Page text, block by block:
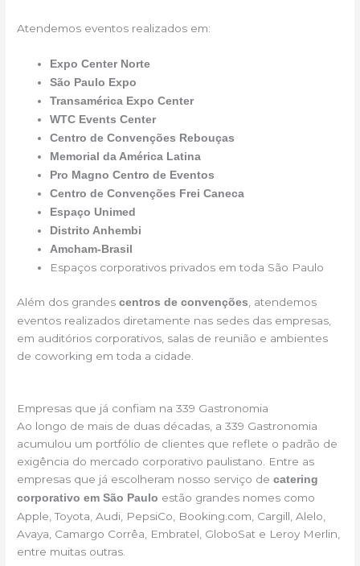
Atendemos eventos realizados em:
Expo Center Norte
São Paulo Expo
Transamérica Expo Center
WTC Events Center
Centro de Convenções Rebouças
Memorial da América Latina
Pro Magno Centro de Eventos
Centro de Convenções Frei Caneca
Espaço Unimed
Distrito Anhembi
Amcham-Brasil
Espaços corporativos privados em toda São Paulo
Além dos grandescentros de convenções , atendemos
eventos realizados diretamente nas sedes das empresas,
em auditórios corporativos, salas de reunião e ambientes
de coworking em toda a cidade.
Empresas que já confiam na 339 Gastronomia
Ao longo de mais de duas décadas, a 339 Gastronomia
acumulou um portfólio de clientes que reflete o padrão de
exigência do mercado corporativo paulistano. Entre as
empresas que já escolheram nosso serviço decatering
corporativo em São Paulo estão grandes nomes como
Apple, Toyota, Audi, PepsiCo, Booking.com, Cargill, Alelo,
Avaya, Camargo Corrêa, Embratel, GloboSat e Leroy Merlin,
entre muitas outras.